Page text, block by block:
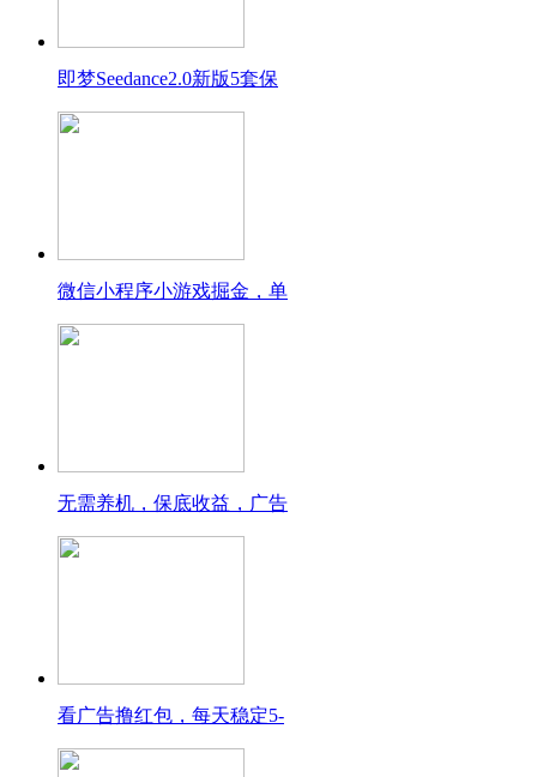
即梦Seedance2.0新版5套保
微信小程序小游戏掘金，单
无需养机，保底收益，广告
看广告撸红包，每天稳定5-